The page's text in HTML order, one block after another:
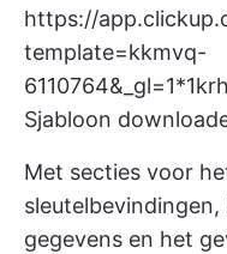
https://
template=kkmvq-
Sjabloon
Met secties voor
gegevens en het